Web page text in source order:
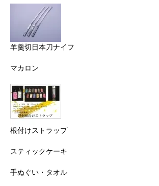
羊羹切日本刀ナイフ
マカロン
根付けストラップ
スティックケーキ
手ぬぐい・タオル